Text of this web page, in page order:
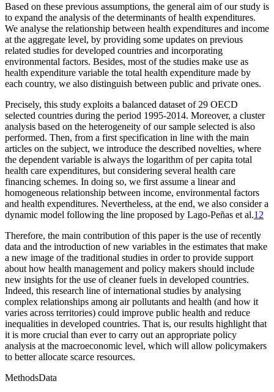
Based on these previous assumptions, the general aim of our study is
to expand the analysis of the determinants of health expenditures.
We analyse the relationship between health expenditures and income
at the aggregate level, by providing some updates on previous
related studies for developed countries and incorporating
environmental factors. Besides, most of the studies make use as
health expenditure variable the total health expenditure made by
each country, we also distinguish between public and private ones.
Precisely, this study exploits a balanced dataset of 29 OECD
selected countries during the period 1995-2014. Moreover, a cluster
analysis based on the heterogeneity of our sample selected is also
performed. Then, from a first specification in line with the main
articles on the subject, we introduce the described novelties, where
the dependent variable is always the logarithm of per capita total
health care expenditures, but considering several health care
financing schemes. In doing so, we first assume a linear and
homogeneous relationship between income, environmental factors
and health expenditures. Nevertheless, at the end, we also consider a
dynamic model following the line proposed by Lago-Peñas et al.12
Therefore, the main contribution of this paper is the use of recently
data and the introduction of new variables in the estimates that make
a new image of the traditional studies in order to provide support
about how health management and policy makers should include
new insights for the use of cleaner fuels in developed countries.
Indeed, this research line of international studies by analysing
complex relationships among air pollutants and health (and how it
varies across territories) could improve public health and reduce
inequalities in developed countries. That is, our results highlight that
it is more crucial than ever to carry out an appropriate policy
analysis at the macroeconomic level, which will allow policymakers
to better allocate scarce resources.
MethodsData